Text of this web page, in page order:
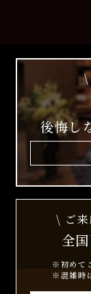
\
後悔し
\ ご来
全
※初めて
※混雑時